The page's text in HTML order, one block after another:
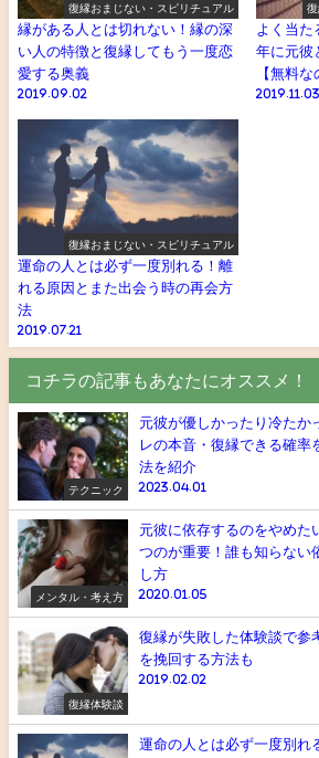
復縁おまじない・スピリチュアル
縁がある人とは切れない！縁の深
い人の特徴と復縁してもう一度恋
愛する奥義
2019.09.02
よく当
年に元彼
【無料
2019.11.03
復縁おまじない・スピリチュアル
運命の人とは必ず一度別れる！離
れる原因とまた出会う時の再会方
法
2019.07.21
コチラの記事もあなたにオススメ！
テクニック
元彼が優しかったり冷たか
レの本音・復縁できる確率
法を紹介
2023.04.01
メンタル・考え方
元彼に依存するのをやめた
つのが重要！誰も知らない
し方
2020.01.05
復縁体験談
復縁が失敗した体験談で参
を挽回する方法も
2019.02.02
運命の人とは必ず一度別れ